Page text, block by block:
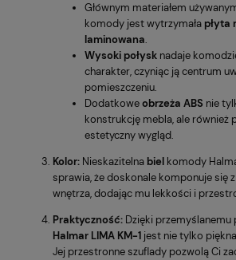
Głównym materiałem
komody jest wytrzymała płyta
laminowana.
Wysoki połysk nadaje
charakter, czyniąc ją centrum
pomieszczeniu.
Dodatkoweobrzeża ABS nie
konstrukcję mebla, ale również
estetyczny wygląd.
Kolor: Nieskazitelna biel komody
sprawia, że doskonale komponuje się
wnętrza, dodając mu lekkości i
Praktyczność: Dzięki
Halmar LIMA KM-1 jest nie tylko
Jej przestronne szuflady pozwolą Ci